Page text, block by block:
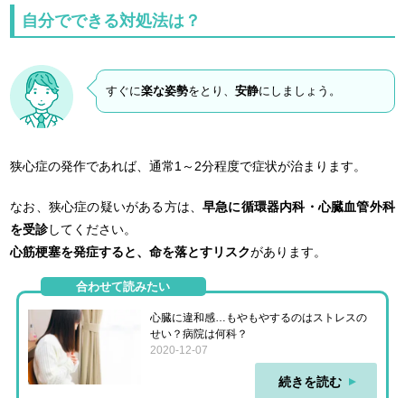
自分でできる対処法は？
すぐに楽な姿勢をとり、安静にしましょう。
狭心症の発作であれば、通常1～2分程度で症状が治まります。
なお、狭心症の疑いがある方は、早急に循環器内科・心臓血管外科
を受診してください。
心筋梗塞を発症すると、命を落とすリスクがあります。
合わせて読みたい
心臓に違和感…もやもやするのはストレスの
せい？病院は何科？
2020-12-07
続きを読む